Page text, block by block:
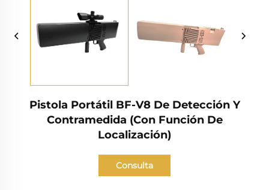
Pistola Portátil BF-V8 De Detección Y
Contramedida (con Función De
Localización)
Consulta